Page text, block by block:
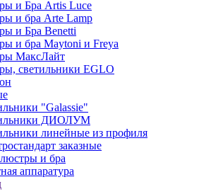
и Бра Artis Luce
и бра Arte Lamp
и Бра Benetti
и бра Maytoni и Freya
МаксЛайт
светильники EGLO
"Galassie"
ДИОЛУМ
линейные из профиля
заказные
и бра
аппаратура